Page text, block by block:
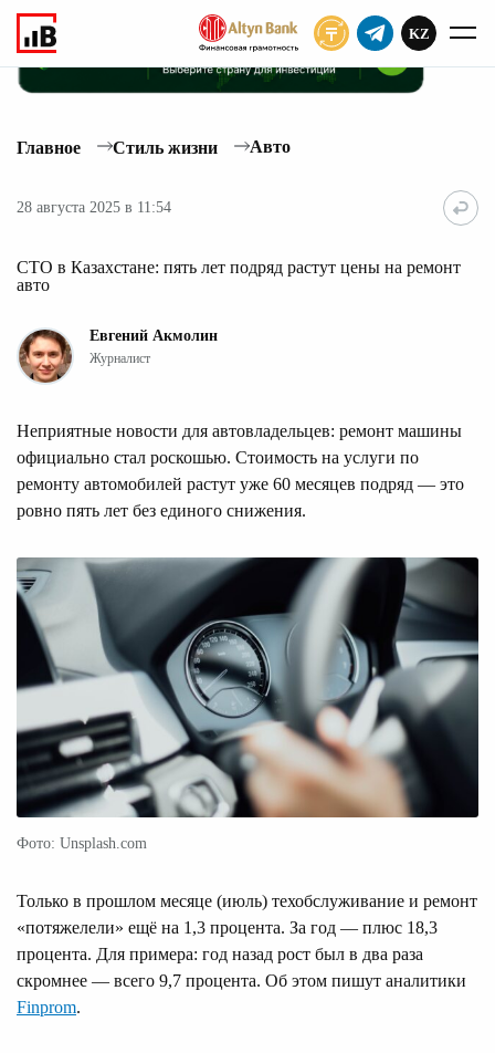
KZ
Главное Стиль жизни Авто
28 августа 2025 в 11:54
СТО в Казахстане: пять лет подряд растут цены на ремонт
авто
Евгений Акмолин
Журналист
Неприятные новости для автовладельцев: ремонт машины
официально стал роскошью. Стоимость на услуги по
ремонту автомобилей растут уже 60 месяцев подряд — это
ровно пять лет без единого снижения.
Фото: Unsplash.com
Только в прошлом месяце (июль) техобслуживание и ремонт
«потяжелели» ещё на 1,3 процента. За год — плюс 18,3
процента. Для примера: год назад рост был в два раза
скромнее — всего 9,7 процента. Об этом пишут аналитики
Finprom.